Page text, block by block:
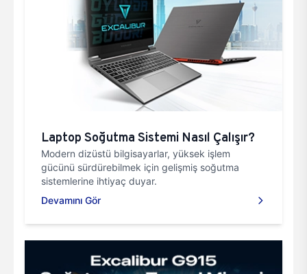
Laptop Soğutma Sistemi Nasıl Çalışır?
Modern dizüstü bilgisayarlar, yüksek işlem
gücünü sürdürebilmek için gelişmiş soğutma
sistemlerine ihtiyaç duyar.
Devamını Gör